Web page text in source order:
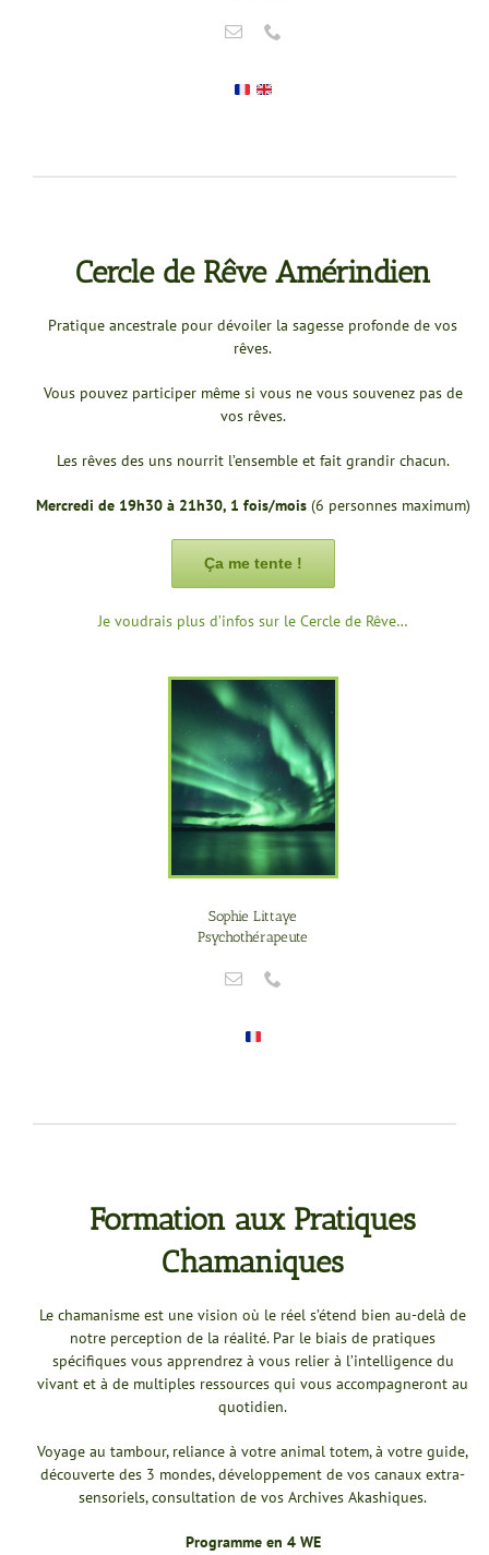
Cercle de Rêve Amérindien
Pratique ancestrale pour dévoiler la sagesse profonde de vos
rêves.
Vous pouvez participer même si vous ne vous souvenez pas de
vos rêves.
Les rêves des uns nourrit l’ensemble et fait grandir chacun.
Mercredi de 19h30 à 21h30, 1 fois/mois(6 personnes maximum)
Ça me tente !
Je voudrais plus d’infos sur le Cercle de Rêve…
Sophie Littaye
Psychothérapeute
Formation aux Pratiques
Chamaniques
Le chamanisme est une vision où le réel s’étend bien au-delà de
notre perception de la réalité. Par le biais de pratiques
spécifiques vous apprendrez à vous relier à l’intelligence du
vivant et à de multiples ressources qui vous accompagneront au
quotidien.
Voyage au tambour, reliance à votre animal totem, à votre guide,
découverte des 3 mondes, développement de vos canaux extra-
sensoriels, consultation de vos Archives Akashiques.
Programme en 4 WE